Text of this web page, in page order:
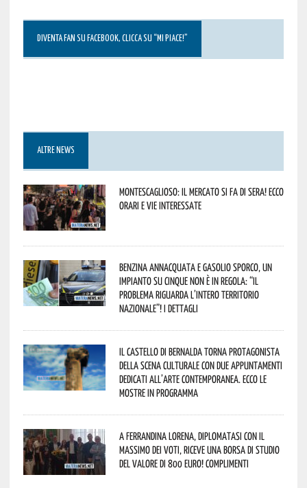
DIVENTA FAN SU FACEBOOK, CLICCA SU “MI PIACE!”
ALTRE NEWS
Montescaglioso: il mercato si fa di sera! Ecco
orari e vie interessate
Benzina annacquata e gasolio sporco, un
impianto su cinque non è in regola: “il
problema riguarda l’intero territorio
Nazionale”! I dettagli
Il Castello di Bernalda torna protagonista
della scena culturale con due appuntamenti
dedicati all’arte contemporanea. Ecco le
mostre in programma
A Ferrandina Lorena, diplomatasi con il
massimo dei voti, riceve una borsa di studio
del valore di 800 euro! Complimenti